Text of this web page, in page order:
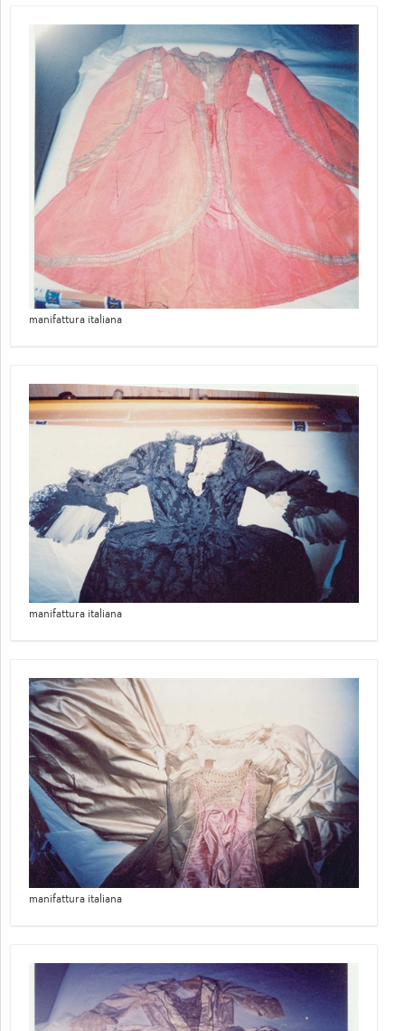
manifattura italiana
manifattura italiana
manifattura italiana